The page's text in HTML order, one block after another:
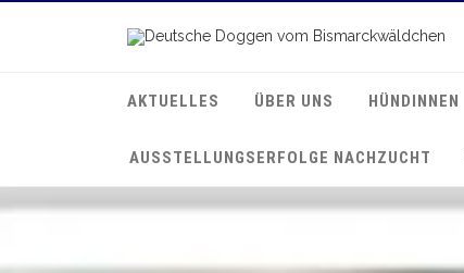
AKTUELLES ÜBER UNS HÜNDINNEN
AUSSTELLUNGSERFOLGE NACHZUCHT